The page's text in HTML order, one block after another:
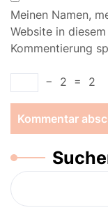
Meinen Namen,
Website in
Kommentierung
− 2 = 2